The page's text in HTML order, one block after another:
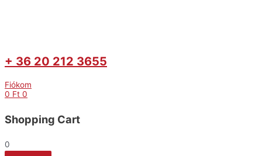
+ 36 20 212 3655
Fiókom
0 Ft 0
Shopping Cart
0